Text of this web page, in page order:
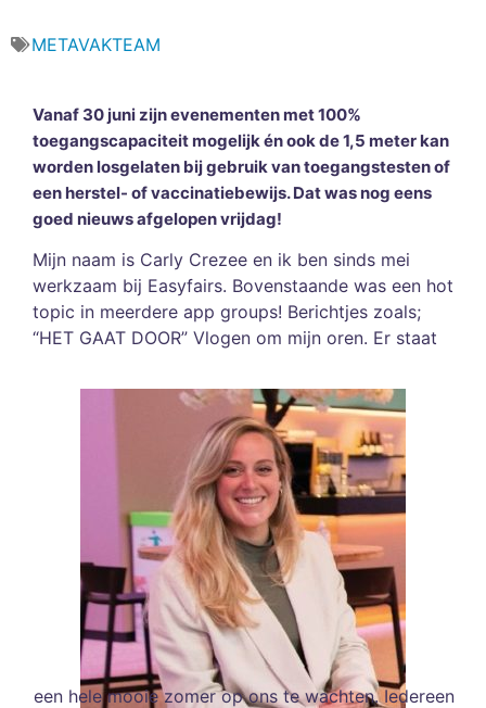
METAVAKTEAM
Vanaf 30 juni zijn evenementen met 100%
toegangscapaciteit mogelijk én ook de 1,5 meter kan
worden losgelaten bij gebruik van toegangstesten of
een herstel- of vaccinatiebewijs. Dat was nog eens
goed nieuws afgelopen vrijdag!
Mijn naam is Carly Crezee en ik ben sinds mei
werkzaam bij Easyfairs. Bovenstaande was een hot
topic in meerdere app groups! Berichtjes zoals;
“HET GAAT DOOR” Vlogen om mijn oren. Er staat
een hele mooie zomer op ons te wachten. Iedereen